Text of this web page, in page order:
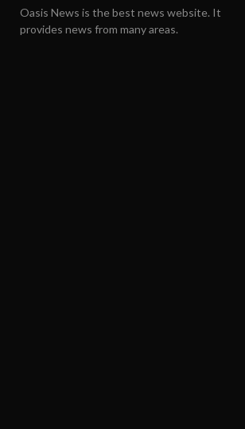
Oasis News is the best news website. It
provides news from many areas.